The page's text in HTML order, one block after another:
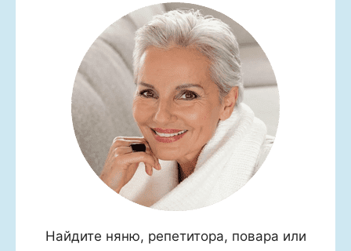
Найдите няню, репетитора, повара или